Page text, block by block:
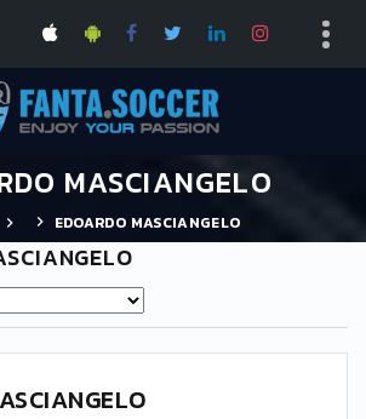
MASCIANGELO
EDOARDO MASCIANGELO